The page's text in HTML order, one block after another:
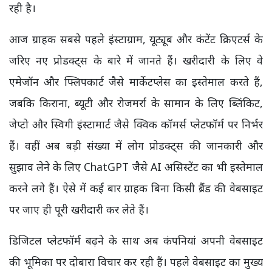
रही है।
आज ग्राहक सबसे पहले इंस्टाग्राम, यूट्यूब और कंटेंट क्रिएटर्स के
जरिए नए प्रोडक्ट्स के बारे में जानते हैं। खरीदारी के लिए वे
एमेजॉन और फ्लिपकार्ट जैसे मार्केटप्लेस का इस्तेमाल करते हैं,
जबकि किराना, ब्यूटी और रोजमर्रा के सामान के लिए ब्लिंकिट,
जेप्टो और स्विगी इंस्टामार्ट जैसे क्विक कॉमर्स प्लेटफॉर्म पर निर्भर
हैं। वहीं अब बड़ी संख्या में लोग प्रोडक्ट्स की जानकारी और
सुझाव लेने के लिए ChatGPT जैसे AI असिस्टेंट का भी इस्तेमाल
करने लगे हैं। ऐसे में कई बार ग्राहक बिना किसी ब्रैंड की वेबसाइट
पर जाए ही पूरी खरीदारी कर लेते हैं।
डिजिटल प्लेटफॉर्म बढ़ने के साथ अब कंपनियां अपनी वेबसाइट
की भूमिका पर दोबारा विचार कर रही हैं। पहले वेबसाइट का मुख्य